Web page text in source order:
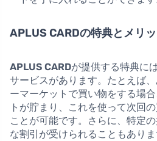
APLUS CARDの特典とメリ
APLUS CARDが提供する特典に
サービスがあります。たとえば
ーマーケットで買い物をする場
トが貯まり、これを使って次回
ことが可能です。さらに、特定
な割引が受けられることもあり